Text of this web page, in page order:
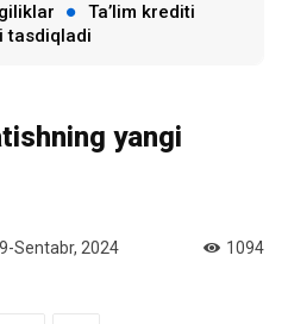
Ta’lim krediti
tasdiqladi
yangi
Sentabr, 2024 1094